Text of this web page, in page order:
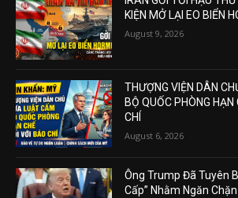
KIỆN MỞ LẠI EO BIỂN
August 9, 2026
THƯỢNG VIỆN DÂN
BỘ QUỐC PHÒNG
CHÍ
August 6, 2026
Ông Trump Đã Tuyên
Cấp” Nhằm Ngăn